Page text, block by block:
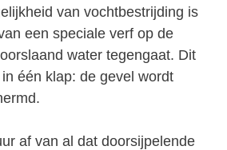
van vochtbestrijding is
een speciale verf op de
water tegengaat. Dit
één klap: de gevel wordt
af van al dat doorsijpelende